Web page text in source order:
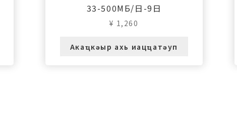
33-500МБ/日-9日
¥ 1,260
Акаҵкәыр ахь иацҵатәуп